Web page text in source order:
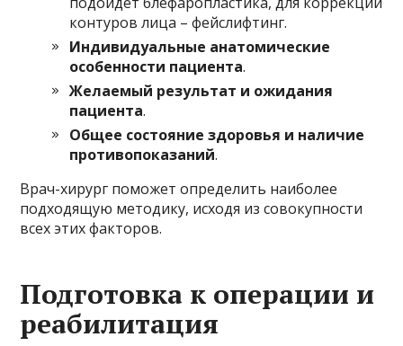
контуров лица – фейслифтинг.
Индивидуальные анатомические
особенности пациента.
Желаемый результат и ожидания
пациента.
Общее состояние здоровья и наличие
противопоказаний.
Врач-хирург поможет определить наиболее
подходящую методику, исходя из совокупности
всех этих факторов.
Подготовка к операции и
реабилитация